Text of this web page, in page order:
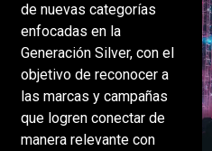
de nuevas categorías
enfocadas en la
Generación Silver, con el
objetivo de reconocer a
las marcas y campañas
que logren conectar de
manera relevante con